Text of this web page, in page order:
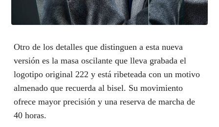
Otro de los detalles que distinguen a esta nueva
versión es la masa oscilante que lleva grabada el
logotipo original 222 y está ribeteada con un motivo
almenado que recuerda al bisel. Su movimiento
ofrece mayor precisión y una reserva de marcha de
40 horas.